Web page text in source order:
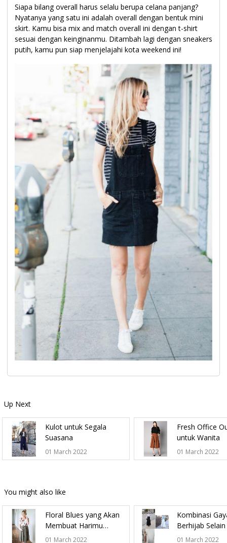
Siapa bilang overall harus selalu berupa celana panjang?
Nyatanya yang satu ini adalah overall dengan bentuk mini
skirt. Kamu bisa mix and match overall ini dengan t-shirt
sesuai dengan keinginanmu. Ditambah lagi dengan sneakers
putih, kamu pun siap menjelajahi kota weekend ini!
Up Next
Kulot untuk Segala
Suasana
01 March 2022
Fresh Office
untuk Wanita
01 March 2022
You might also like
Floral Blues yang Akan
Membuat Harimu
Semakin Berbunga
01 March 2022
Kombinasi
Berhijab
Jeans
01 March 2022